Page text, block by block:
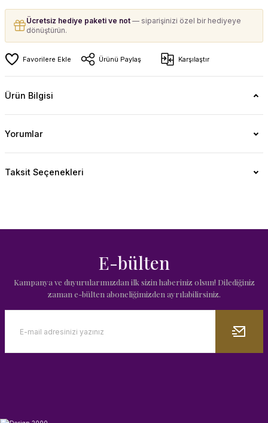
Ücretsiz hediye paketi ve not — siparişinizi özel bir hediyeye
dönüştürün.
Ürünü Paylaş Karşılaştır
Ürün Bilgisi
Yorumlar
Taksit Seçenekleri
E-bülten
Kampanya ve duyurularımızdan ilk sizin haberiniz olsun! Dilediğiniz
zaman e-bülten aboneliğimizden ayrılabilirsiniz.